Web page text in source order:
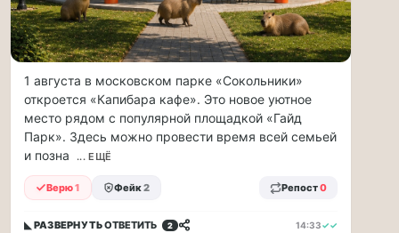
выплатила
производителю
упаковки
88
млн
рублей
в
связи
с
повреждением
оборудования
Страховой
Дом
1 августа в московском парке «Сокольники»
откроется «Капибара кафе». Это новое уютное
место рядом с популярной площадкой «Гайд
Парк». Здесь можно провести время всей семьей
и позна
... ЕЩЁ
Верю1 Фейк2 Репост0
◣ РАЗВЕРНУТЬОТВЕТИТЬ 2 14:33✓✓